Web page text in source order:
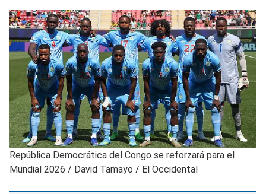
República Democrática del Congo se reforzará para el
Mundial 2026 / David Tamayo / El Occidental